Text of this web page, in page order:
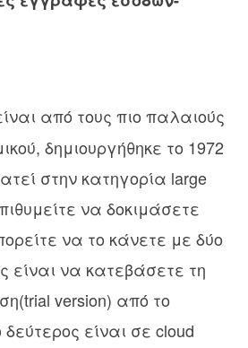
από τους πιο παλαιούς
δημιουργήθηκε το 1972
στην κατηγορία large
να δοκιμάσετε
να το κάνετε με δύο
είναι να κατεβάσετε τη
version) από το
είναι σε cloud